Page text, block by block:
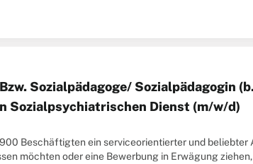
Sozialpädagoge/ Sozialpädagogin
Sozialpsychiatrischen Dienst (m/w/d)
Beschäftigten ein serviceorientierter und beliebter
möchten oder eine Bewerbung in Erwägung